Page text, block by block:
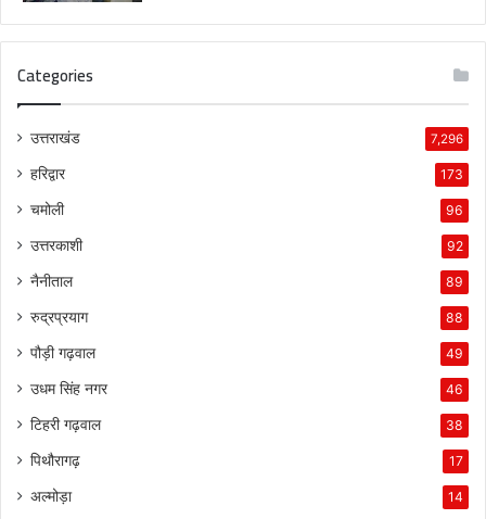
Categories
उत्तराखंड 7,296
हरिद्वार 173
चमोली 96
उत्तरकाशी 92
नैनीताल 89
रुद्रप्रयाग 88
पौड़ी गढ़वाल 49
उधम सिंह नगर 46
टिहरी गढ़वाल 38
पिथौरागढ़ 17
अल्मोड़ा 14